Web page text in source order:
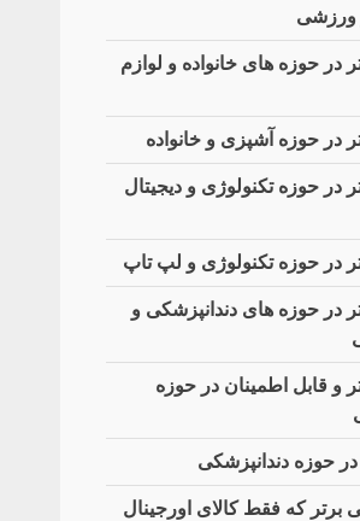
ورزشی
برتر در حوزه های خانواده و لوازم
برتر در حوزه تکنولوژی و دیجیتال
برتر در حوزه های دندانپزشکی و
برتر و قابل اطمینان در حوزه
برتر که فقط کالای اورجینال